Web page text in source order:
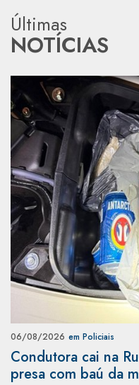
Últimas
NOTÍCIAS
06/08/2026 em Policiais
Condutora cai na
presa com baú da